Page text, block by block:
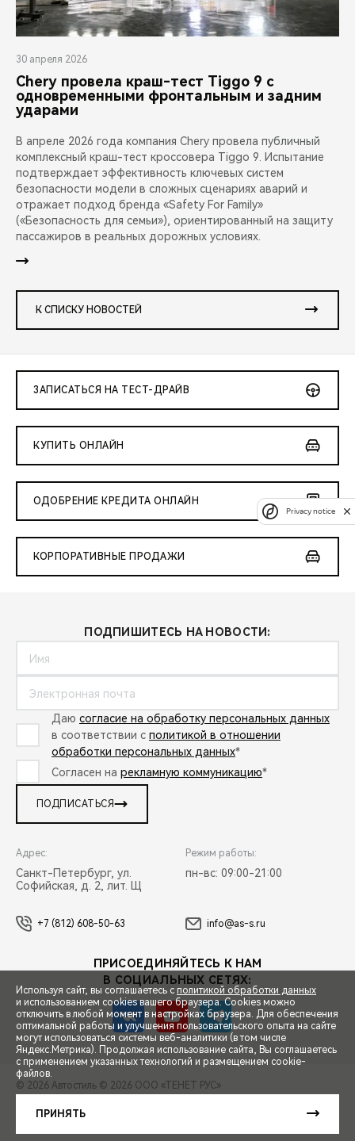
СПЕЦПРЕДЛОЖЕНИЯ
ЗАПИСЬ НА ТЕСТ-ДРАЙВ
30 апреля 2026
Chery провела краш-тест Tiggo 9 с
одновременными фронтальным и задним
ударами
В апреле 2026 года компания Chery провела публичный
комплексный краш-тест кроссовера Tiggo 9. Испытание
подтверждает эффективность ключевых систем
безопасности модели в сложных сценариях аварий и
отражает подход бренда «Safety For Family»
(«Безопасность для семьи»), ориентированный на защиту
пассажиров в реальных дорожных условиях.
К СПИСКУ НОВОСТЕЙ
ЗАПИСАТЬСЯ НА ТЕСТ-ДРАЙВ
КУПИТЬ ОНЛАЙН
ОДОБРЕНИЕ КРЕДИТА ОНЛАЙН
КОРПОРАТИВНЫЕ ПРОДАЖИ
ПОДПИШИТЕСЬ НА НОВОСТИ:
Даю согласие на обработку персональных данных
в соответствии с политикой в отношении
обработки персональных данных*
Согласен на рекламную коммуникацию*
ПОДПИСАТЬСЯ
Адрес:
Санкт-Петербург, ул.
Софийская, д. 2, лит. Щ
Режим работы:
пн-вс: 09:00-21:00
+7 (812) 608-50-63 info@as-s.ru
ПРИСОЕДИНЯЙТЕСЬ К НАМ
В СОЦИАЛЬНЫХ СЕТЯХ:
© 2026 Автостиль © 2026 ООО «ТЕНЕТ РУС»
Сделано в ПЕРКС
Используя сайт, вы соглашаетесь с политикой обработки данных
и использованием cookies вашего браузера. Cookies можно
отключить в любой момент в настройках браузера. Для обеспечения
оптимальной работы и улучшения пользовательского опыта на сайте
могут использоваться системы веб-аналитики (в том числе
Яндекс.Метрика). Продолжая использование сайта, Вы соглашаетесь
с применением указанных технологий и размещением cookie-
файлов.
ПРИНЯТЬ
Privacy notice